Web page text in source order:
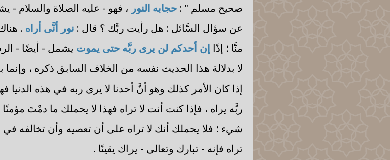
صحيح مسلم " : حجابه النور ، فهو - عليه الصلاة والسلام -
عن سؤال السَّائل : هل رأيت ربَّك ؟ قال : نور أنَّى أراه .
منَّا ؛ إذًا إن أحدكم لن يرى ربَّه حتى يموت يشمل - أيضًا -
لا بدلالة هذا الحديث نفسه من الخلاف السابق ذكره ، وإنما
إذا كان الأمر كذلك وهو أنَّ أحدنا لا يرى ربه في هذه الدنيا
ربَّه يراه ، فإذا كنت أنت لا تراه فهذا لا يحملك ما دمْتَ
شيء ؛ فلا يحملك أنك لا تراه على أن تعصيه وأن تخالفه في
تراه فإنه - تبارك وتعالى - يراك يقينًا .